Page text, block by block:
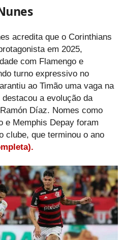
acredita que o Corinthians
em 2025,
com Flamengo e
turno expressivo no
ao Timão uma vaga na
a evolução da
Díaz. Nomes como
e Memphis Depay foram
clube, que terminou o ano